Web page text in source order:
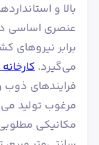
بالا و
عنصری اساسی
برابر نیروهای
می‌گیرد.
فرایندهای ذوب
مرغوب تولید می